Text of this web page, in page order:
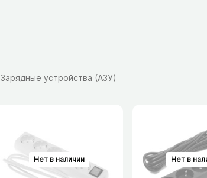
Зарядные устройства (АЗУ)